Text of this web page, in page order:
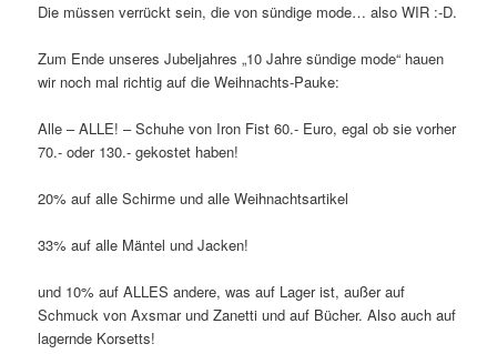
Die müssen verrückt sein, die von sündige mode… also WIR :-D.
Zum Ende unseres Jubeljahres „10 Jahre sündige mode“ hauen
wir noch mal richtig auf die Weihnachts-Pauke:
Alle – ALLE! – Schuhe von Iron Fist 60.- Euro, egal ob sie vorher
70.- oder 130.- gekostet haben!
20% auf alle Schirme und alle Weihnachtsartikel
33% auf alle Mäntel und Jacken!
und 10% auf ALLES andere, was auf Lager ist, außer auf
Schmuck von Axsmar und Zanetti und auf Bücher. Also auch auf
lagernde Korsetts!